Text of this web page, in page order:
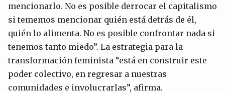
mencionarlo. No es posible derrocar el capitalismo
si tememos mencionar quién está detrás de él,
quién lo alimenta. No es posible confrontar nada si
tenemos tanto miedo”. La estrategia para la
transformación feminista “está en construir este
poder colectivo, en regresar a nuestras
comunidades e involucrarlas”, afirma.